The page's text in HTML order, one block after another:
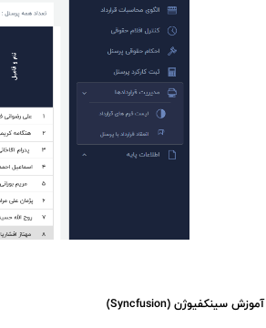
آموزش سینکفیوژن (Syncfusion)